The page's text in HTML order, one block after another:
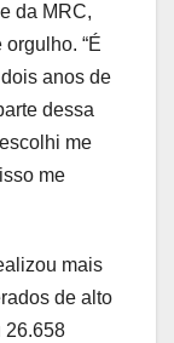
da MRC,
“É
anos de
dessa
me
me
mais
de alto
26.658